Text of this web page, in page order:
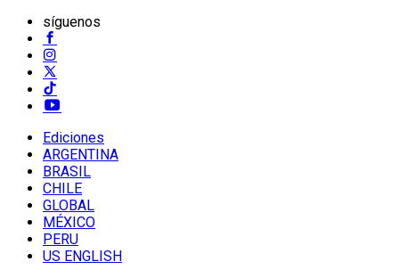
síguenos
Ediciones
ARGENTINA
BRASIL
CHILE
GLOBAL
MÉXICO
PERU
US ENGLISH